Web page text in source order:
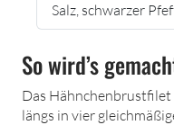
Salz, schwarzer
So wird’s
Das
längs in vier